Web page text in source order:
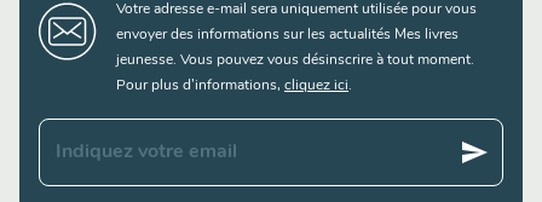
Votre adresse e-mail sera uniquement utilisée pour vous
envoyer des informations sur les actualités Mes livres
jeunesse. Vous pouvez vous désinscrire à tout moment.
Pour plus d’informations, cliquez ici.
Indiquez votre email send